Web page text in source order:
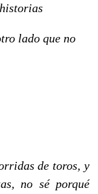
no
de toros, y
no sé porqué